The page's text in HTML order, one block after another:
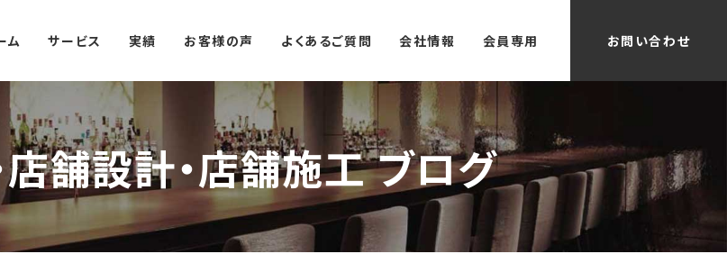
ム サービス 実績 お客様の声 よくあるご質問 会社情報 会員専用 お問い合わせ
店舗設計・店舗施工 ブログ